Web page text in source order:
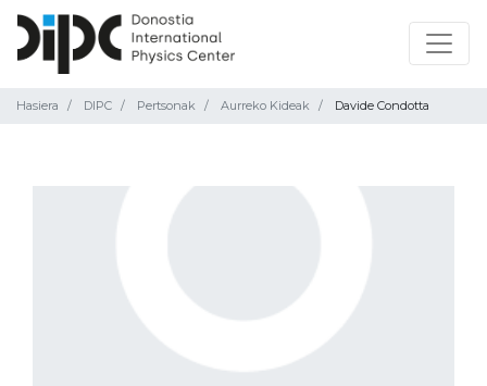
Hasiera DIPC Pertsonak Aurreko Kideak Davide Condotta